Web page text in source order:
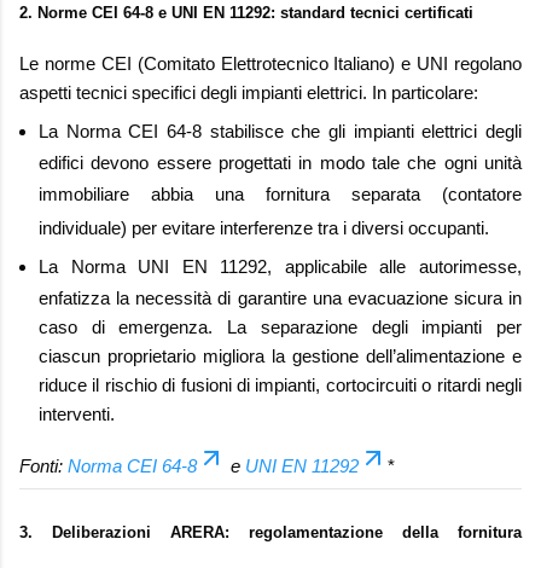
2. Norme CEI 64-8 e UNI EN 11292: standard tecnici certificati
Le norme CEI (Comitato Elettrotecnico Italiano) e UNI regolano
aspetti tecnici specifici degli impianti elettrici. In particolare:
La Norma CEI 64-8 stabilisce che gli impianti elettrici degli
edifici devono essere progettati in modo tale che ogni unità
immobiliare abbia una fornitura separata (contatore
individuale) per evitare interferenze tra i diversi occupanti.
La Norma UNI EN 11292, applicabile alle autorimesse,
enfatizza la necessità di garantire una evacuazione sicura in
caso di emergenza. La separazione degli impianti per
ciascun proprietario migliora la gestione dell’alimentazione e
riduce il rischio di fusioni di impianti, cortocircuiti o ritardi negli
interventi.
Fonti: Norma CEI 64-8 e UNI EN 11292 *
3. Deliberazioni ARERA: regolamentazione della fornitura